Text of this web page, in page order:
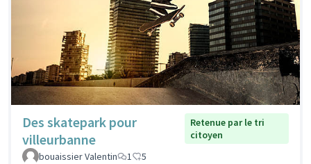
Des skatepark pour
villeurbanne
Retenue par le tri
citoyen
bouaissier Valentin
1 5